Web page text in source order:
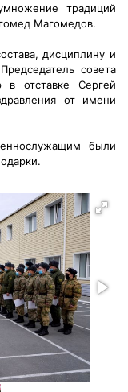
традиций
Магомедов.
дисциплину и
совета
в отставке Сергей
от имени
были